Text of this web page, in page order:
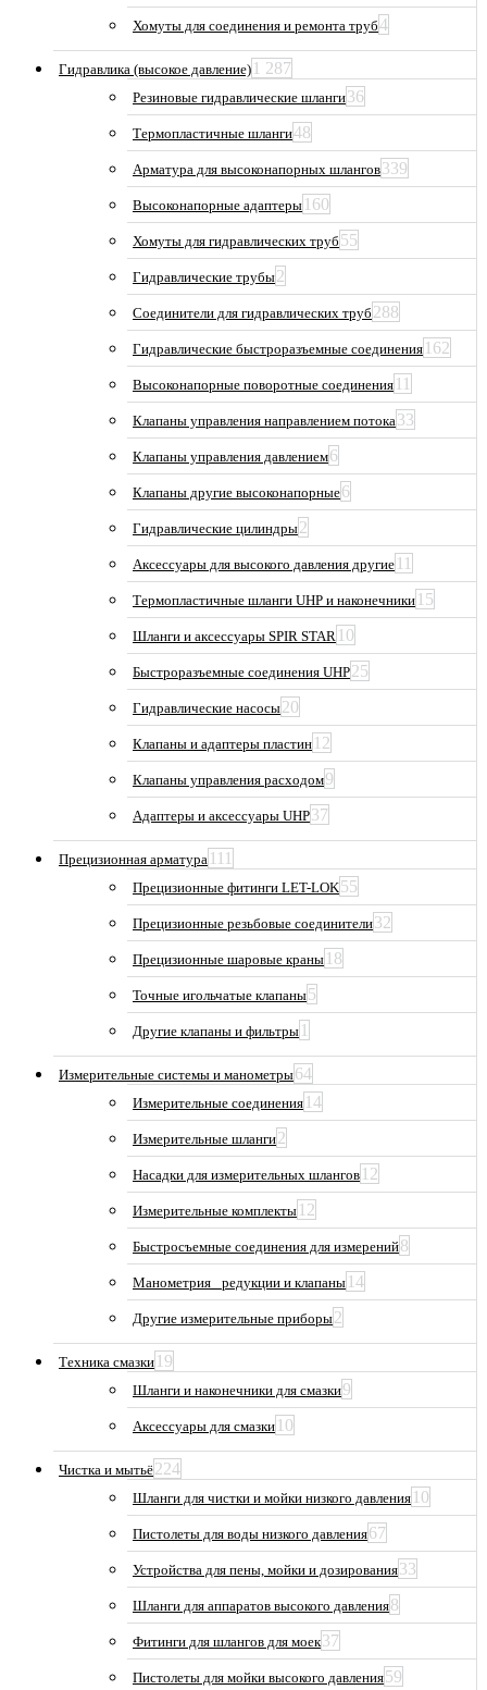
Хомуты для соединения и ремонта труб4
Гидравлика (высокое давление) 1 287
Резиновые гидравлические шланги36
Термопластичные шланги48
Арматура для высоконапорных шлангов339
Высоконапорные адаптеры 160
Хомуты для гидравлических труб 55
Гидравлические трубы2
Соединители для гидравлических труб 288
Гидравлические быстроразъемные соединения 162
Высоконапорные поворотные соединения 11
Клапаны управления направлением потока33
Клапаны управления давлением6
Клапаны другие высоконапорные6
Гидравлические цилиндры2
Аксессуары для высокого давления другие 11
Термопластичные шланги UHP и наконечники 15
Шланги и аксессуары SPIR STAR 10
Быстроразъемные соединения UHP25
Гидравлические насосы20
Клапаны и адаптеры пластин 12
Клапаны управления расходом9
Адаптеры и аксессуары UHP37
Прецизионная арматура 111
Прецизионные фитинги LET-LOK55
Прецизионные резьбовые соединители32
Прецизионные шаровые краны 18
Точные игольчатые клапаны5
Другие клапаны и фильтры 1
Измерительные системы и манометры64
Измерительные соединения 14
Измерительные шланги2
Насадки для измерительных шлангов 12
Измерительные комплекты 12
Быстросъемные соединения для измерений8
Манометрия_ редукции и клапаны 14
Другие измерительные приборы2
Техника смазки 19
Шланги и наконечники для смазки9
Аксессуары для смазки 10
Чистка и мытьё224
Шланги для чистки и мойки низкого давления 10
Пистолеты для воды низкого давления67
Устройства для пены, мойки и дозирования33
Шланги для аппаратов высокого давления8
Фитинги для шлангов для моек37
Пистолеты для мойки высокого давления59